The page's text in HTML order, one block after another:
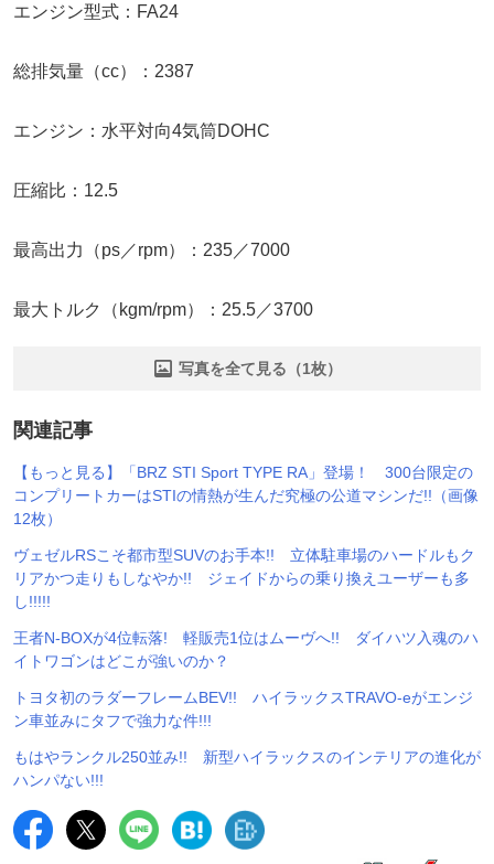
エンジン型式：FA24
総排気量（cc）：2387
エンジン：水平対向4気筒DOHC
圧縮比：12.5
最高出力（ps／rpm）：235／7000
最大トルク（kgm/rpm）：25.5／3700
写真を全て見る（1枚）
関連記事
【もっと見る】「BRZ STI Sport TYPE RA」登場！ 300台限定の
コンプリートカーはSTIの情熱が生んだ究極の公道マシンだ!!（画像
12枚）
ヴェゼルRSこそ都市型SUVのお手本!! 立体駐車場のハードルもク
リアかつ走りもしなやか!! ジェイドからの乗り換えユーザーも多
し!!!!!
王者N-BOXが4位転落! 軽販売1位はムーヴへ!! ダイハツ入魂のハ
イトワゴンはどこが強いのか？
トヨタ初のラダーフレームBEV!! ハイラックスTRAVO-eがエンジ
ン車並みにタフで強力な件!!!
もはやランクル250並み!! 新型ハイラックスのインテリアの進化が
ハンパない!!!